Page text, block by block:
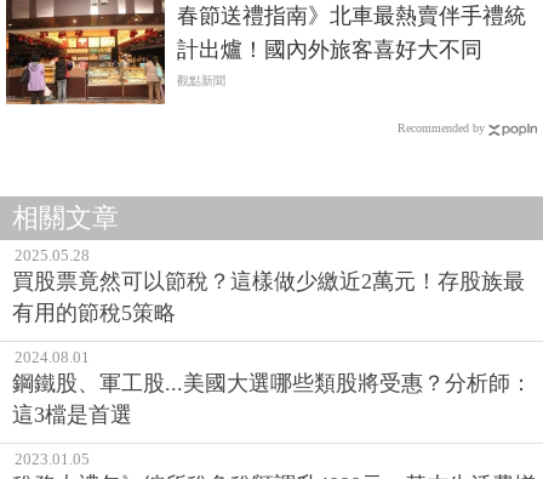
春節送禮指南》北車最熱賣伴手禮統
計出爐！國內外旅客喜好大不同
觀點新聞
Recommended by
相關文章
2025.05.28
買股票竟然可以節稅？這樣做少繳近2萬元！存股族最
有用的節稅5策略
2024.08.01
鋼鐵股、軍工股...美國大選哪些類股將受惠？分析師：
這3檔是首選
2023.01.05